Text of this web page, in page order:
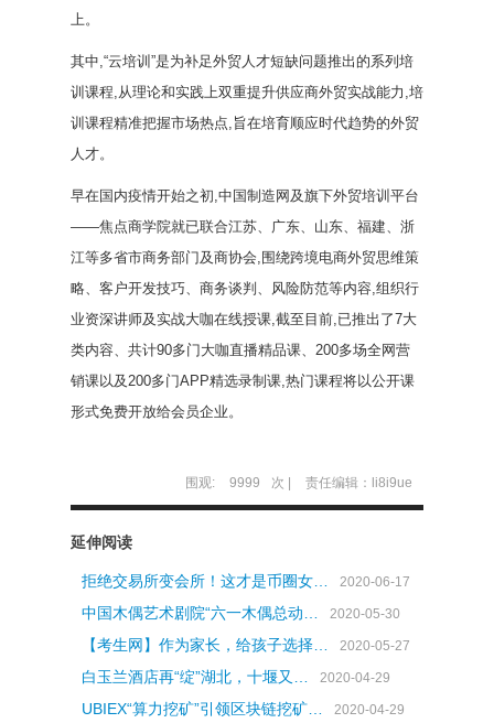
上。
其中,“云培训”是为补足外贸人才短缺问题推出的系列培
训课程,从理论和实践上双重提升供应商外贸实战能力,培
训课程精准把握市场热点,旨在培育顺应时代趋势的外贸
人才。
早在国内疫情开始之初,中国制造网及旗下外贸培训平台
——焦点商学院就已联合江苏、广东、山东、福建、浙
江等多省市商务部门及商协会,围绕跨境电商外贸思维策
略、客户开发技巧、商务谈判、风险防范等内容,组织行
业资深讲师及实战大咖在线授课,截至目前,已推出了7大
类内容、共计90多门大咖直播精品课、200多场全网营
销课以及200多门APP精选录制课,热门课程将以公开课
形式免费开放给会员企业。
围观: 9999 次 | 责任编辑：li8i9ue
延伸阅读
拒绝交易所变会所！这才是币圈女… 2020-06-17
中国木偶艺术剧院“六一木偶总动… 2020-05-30
【考生网】作为家长，给孩子选择… 2020-05-27
白玉兰酒店再“绽”湖北，十堰又… 2020-04-29
UBIEX“算力挖矿”引领区块链挖矿… 2020-04-29